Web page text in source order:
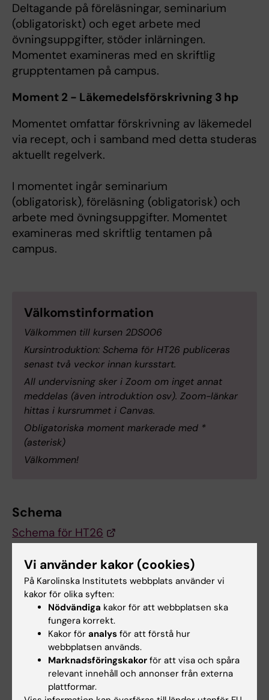
Deltagande på föreläsningar, seminarium
(obligatoriskt) och eget arbete med
övningsuppgifter, stöder inlärningen.
Momentet examineras med en skriftlig
grupptentamen på campus.
Moment 2 - Läkemedelsförskrivning 3 hp
Momentet omfattar förskrivning av läkemedel
via recept, och i samband med detta studeras
aktuellt regelverk.
I momentet ingår seminarium
(obligatorisk), föreläsning (obligatorisk) och
arbete med övningsuppgifter. Momentet
examineras med skriftlig tentamen på
campus.
Välkomstinformation
Välkommen till kursen 2DS006
Kursintroduktion: Schema för HT26 publiceras
senast två veckor innan kursstart.
All undervisning sker i Zoom om inget annat
meddelas (även introduktion osv). Zoom-länkar
hittas i kursrummet i Canvas.
Obligatoriska moment markerade med *
(asterisk)
Välkommen!
Schema
Schema för HT26
Vänligen observera att ändringar kan
förekomma.
Kursanalys och kursvärdering
Documents
Kursanalys HT25 (PDF, 904.59 KB)
Vi använder kakor (cookies)
På Karolinska Institutets webbplats använder vi
kakor för olika syften:
Nödvändiga kakor för att webbplatsen ska
fungera korrekt.
Kakor för analys för att förstå hur
webbplatsen används.
Marknadsföringskakor för att visa och spåra
relevant innehåll och annonser från externa
plattformar.